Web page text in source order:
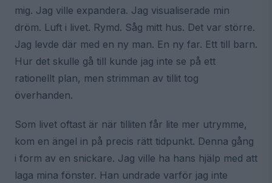
mig. Jag ville expandera. Jag visualiserade min
dröm. Luft i livet. Rymd. Såg mitt hus. Det var större.
Jag levde där med en ny man. En ny far. Ett till barn.
Hur det skulle gå till kunde jag inte se på ett
rationellt plan, men strimman av tillit tog
överhanden.
Som livet oftast är när tilliten får lite mer utrymme,
kom en ängel in på precis rätt tidpunkt. Denna gång
i form av en snickare. Jag ville ha hans hjälp med att
laga mina fönster. Han undrade varför jag inte